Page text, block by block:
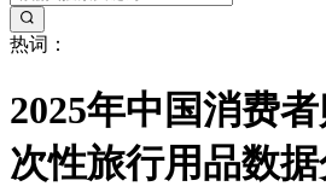
热词：
2025年中国消费
次性旅行用品数